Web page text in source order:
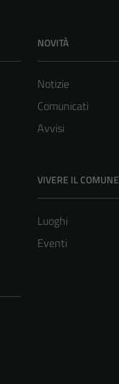
NOVITÀ
Notizie
Comunicati
Avvisi
VIVERE IL COMUNE
Luoghi
Eventi